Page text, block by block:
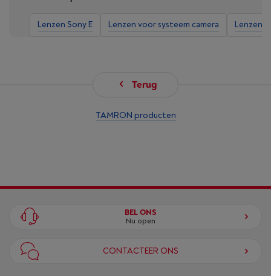
Lenzen Sony E Lenzen voor systeem camera Lenzen
Terug
TAMRON producten
BEL ONS
Nu open
CONTACTEER ONS